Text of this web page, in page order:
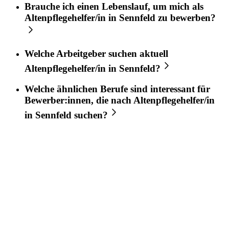
Brauche ich einen Lebenslauf, um mich als
Altenpflegehelfer/in in Sennfeld zu bewerben?
Welche Arbeitgeber suchen aktuell
Altenpflegehelfer/in in Sennfeld?
Welche ähnlichen Berufe sind interessant für
Bewerber:innen, die nachAltenpflegehelfer/in
in Sennfeld suchen?